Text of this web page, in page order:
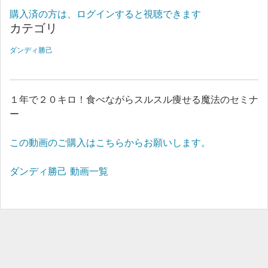
購入済の方は、ログインすると視聴できます
カテゴリ
ダンディ勝己
１年で２０キロ！食べながらスルスル痩せる魔法のセミナ
ー
この動画のご購入はこちらからお願いします。
ダンディ勝己 動画一覧